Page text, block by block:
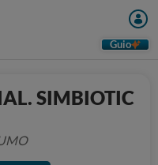
Guio
SIMBIOTIC